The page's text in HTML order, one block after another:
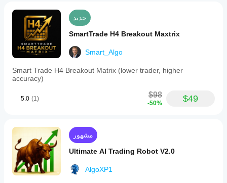
جديد
SmartTrade H4 Breakout Maxtrix
Smart_Algo
Smart Trade H4 Breakout Matrix (lower trader, higher
accuracy)
5.0 (1) $98
-50% $49
مشهور
Ultimate AI Trading Robot V2.0
AlgoXP1